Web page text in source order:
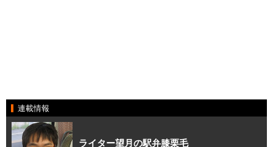
連載情報
ライター望月の駅弁膝栗毛